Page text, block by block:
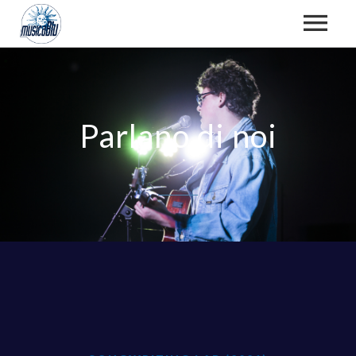
CHI SIAMO
TEAM
ATTIVITÀ, FOTO E VIDEO
Parlano di noi